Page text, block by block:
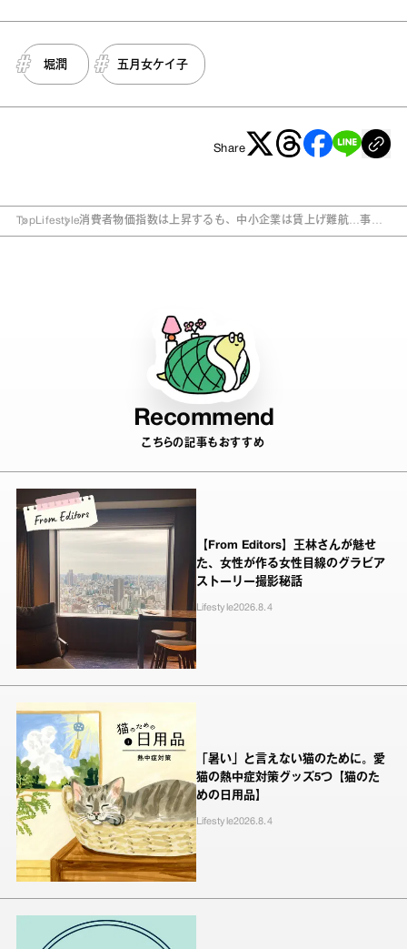
堀潤 五月女ケイ子
Share
Top Lifestyle消費者物価指数は上昇するも、中小企業は賃上げ難航…事態
Recommend
こちらの記事もおすすめ
【From Editors】王林さんが魅せ
た、女性が作る女性目線のグラビア
ストーリー撮影秘話
Lifestyle2026.8.4
「暑い」と言えない猫のために。愛
猫の熱中症対策グッズ5つ【猫のた
めの日用品】
Lifestyle2026.8.4